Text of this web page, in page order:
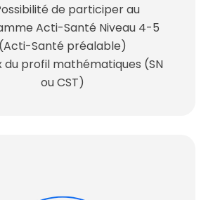
de participer au
Acti-Santé Niveau 4-5
(Acti-Santé préalable)
du profil mathématiques (SN
ou CST)